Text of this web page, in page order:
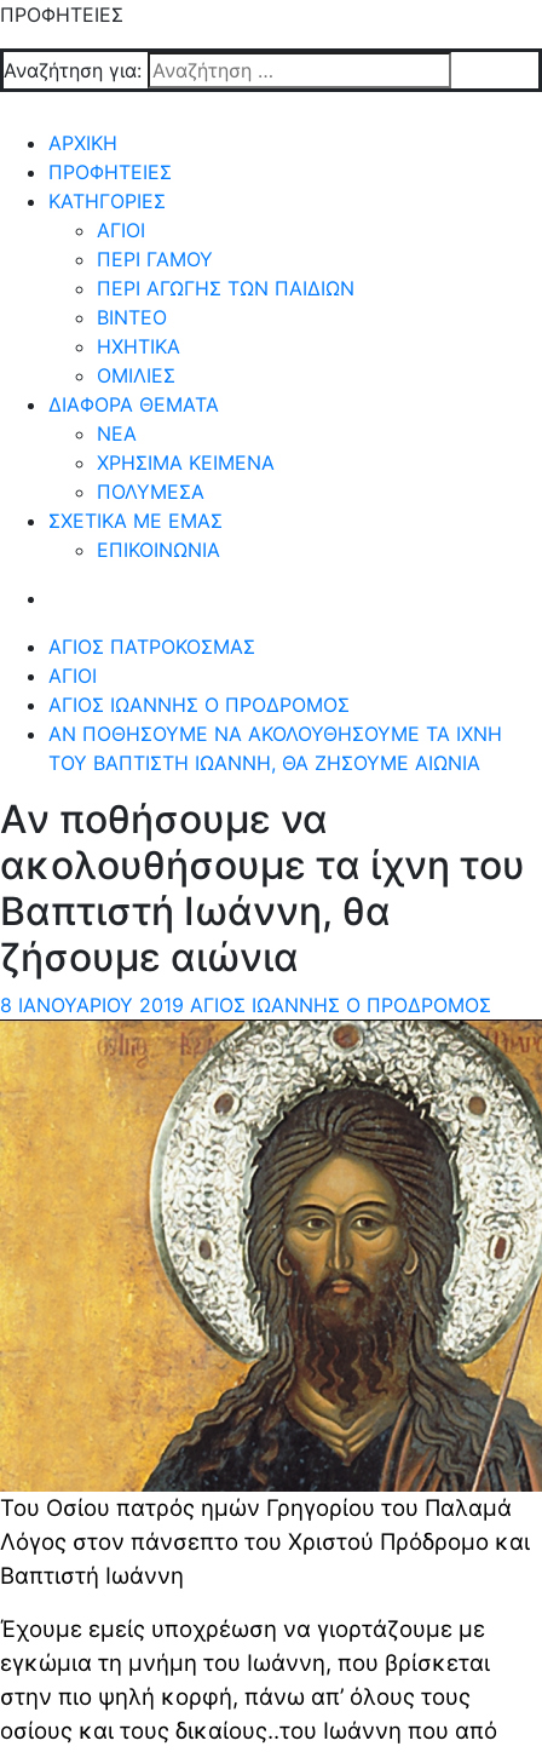
ΠΡΟΦΗΤΕΙΕΣ
Αναζήτηση για:
ΑΡΧΙΚΗ
ΠΡΟΦΗΤΕΙΕΣ
ΚΑΤΗΓΟΡΙΕΣ
ΑΓΙΟΙ
ΠΕΡΙ ΓΑΜΟΥ
ΠΕΡΙ ΑΓΩΓΗΣ ΤΩΝ ΠΑΙΔΙΩΝ
ΒΙΝΤΕΟ
ΗΧΗΤΙΚΑ
ΟΜΙΛΙΕΣ
ΔΙΑΦΟΡΑ ΘΕΜΑΤΑ
ΝΕΑ
ΧΡΗΣΙΜΑ ΚΕΙΜΕΝΑ
ΠΟΛΥΜΕΣΑ
ΣΧΕΤΙΚΑ ΜΕ ΕΜΑΣ
ΕΠΙΚΟΙΝΩΝΙΑ
ΆΓΙΟΣ ΠΑΤΡΟΚΟΣΜΆΣ
ΆΓΙΟΙ
ΆΓΙΟΣ ΙΩΆΝΝΗΣ Ο ΠΡΌΔΡΟΜΟΣ
AΝ ΠΟΘΉΣΟΥΜΕ ΝΑ ΑΚΟΛΟΥΘΉΣΟΥΜΕ ΤΑ ΊΧΝΗ
ΤΟΥ ΒΑΠΤΙΣΤΉ ΙΩΆΝΝΗ, ΘΑ ΖΉΣΟΥΜΕ ΑΙΏΝΙΑ
Aν ποθήσουμε να
ακολουθήσουμε τα ίχνη του
Βαπτιστή Ιωάννη, θα
ζήσουμε αιώνια
8 ΙΑΝΟΥΑΡΊΟΥ 2019 ΆΓΙΟΣ ΙΩΆΝΝΗΣ Ο ΠΡΌΔΡΟΜΟΣ
Του Οσίου πατρός ημών Γρηγορίου του Παλαμά
Λόγος στον πάνσεπτο του Χριστού Πρόδρομο και
Βαπτιστή Ιωάννη
Έχουμε εμείς υποχρέωση να γιορτάζουμε με
εγκώμια τη μνήμη του Ιωάννη, που βρίσκεται
στην πιο ψηλή κορφή, πάνω απ’ όλους τους
οσίους και τους δικαίους..του Ιωάννη που από